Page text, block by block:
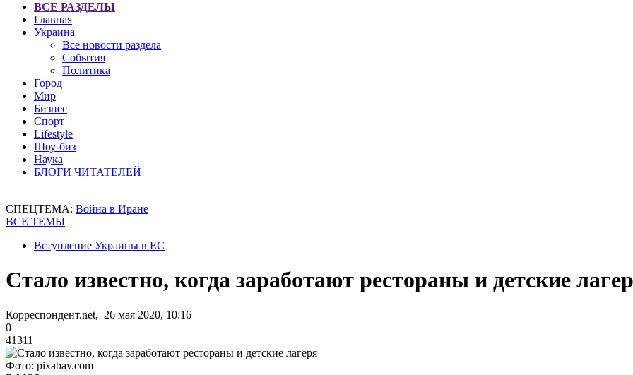
ВСЕ РАЗДЕЛЫ
Главная
Украина
Все новости раздела
События
Политика
Город
Мир
Бизнес
Спорт
Lifestyle
Шоу-биз
Наука
БЛОГИ ЧИТАТЕЛЕЙ
СПЕЦТЕМА: Война в Иране
ВСЕ ТЕМЫ
Вступление Украины в ЕС
Стало известно, когда заработают рестораны и детские
Корреспондент.net, 26 мая 2020, 10:16
0
41311
Фото: pixabay.com